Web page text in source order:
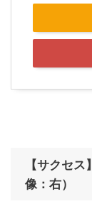
【サクセ
像：右）